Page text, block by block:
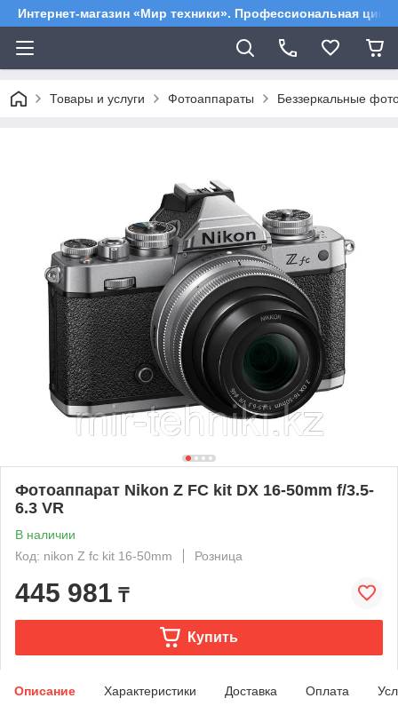
Интернет-магазин «Мир техники». Профессиональная
Товары и услуги Фотоаппараты Беззеркальные
Фотоаппарат Nikon Z FC kit DX 16-50mm f/3.5-
6.3 VR
В наличии
Код: nikon Z fc kit 16-50mm
Розница
445 981 ₸
Купить
Описание Характеристики Доставка Оплата